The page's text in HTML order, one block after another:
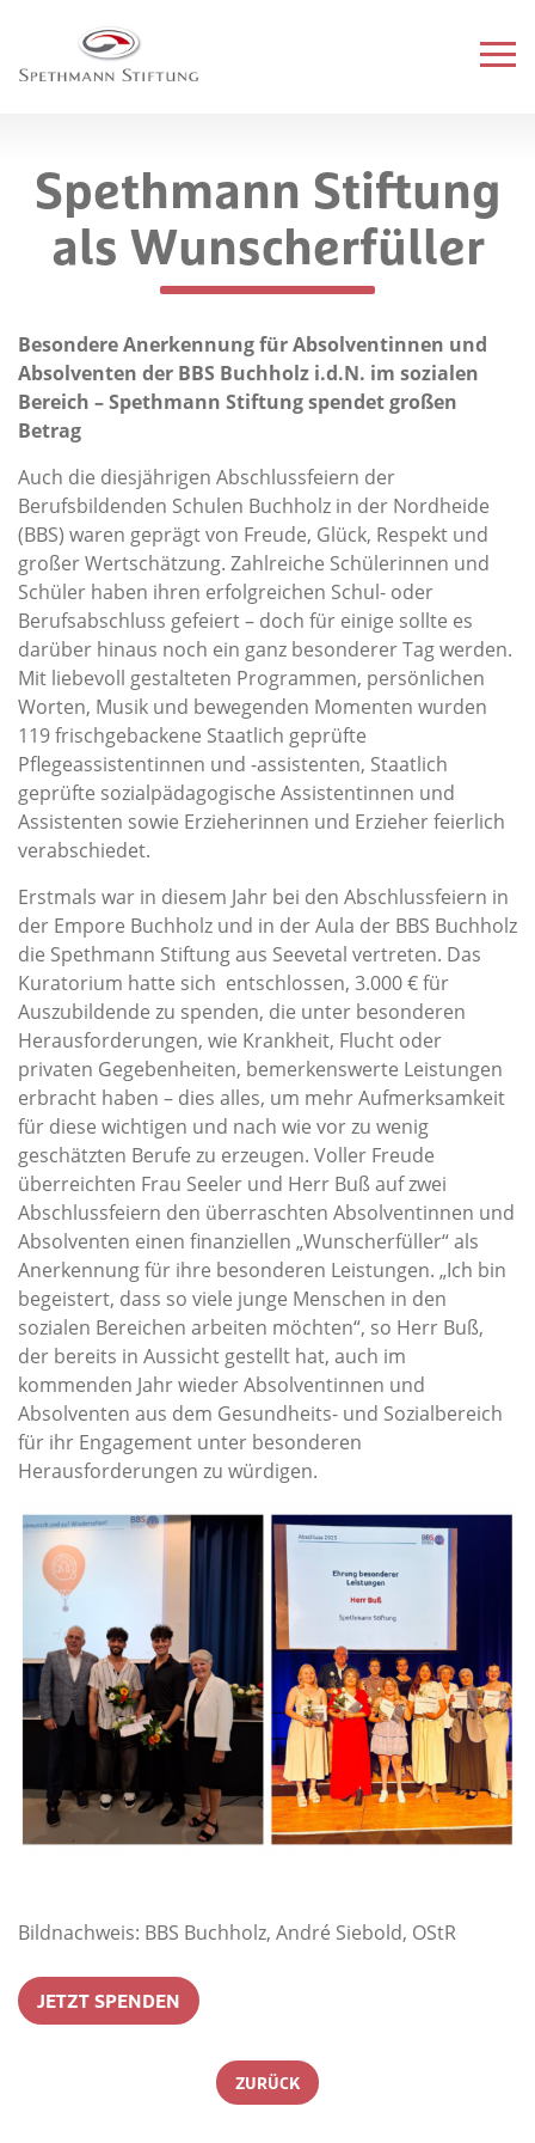
DIE STIFTUNG
FÖRDERPARTNER
SPENDEN
KONTAKT
Spethmann Stiftung
als Wunscherfüller
Besondere Anerkennung für Absolventinnen und
Absolventen der BBS Buchholz i.d.N. im sozialen
Bereich – Spethmann Stiftung spendet großen
Betrag
Auch die diesjährigen Abschlussfeiern der
Berufsbildenden Schulen Buchholz in der Nordheide
(BBS) waren geprägt von Freude, Glück, Respekt und
großer Wertschätzung. Zahlreiche Schülerinnen und
Schüler haben ihren erfolgreichen Schul- oder
Berufsabschluss gefeiert – doch für einige sollte es
darüber hinaus noch ein ganz besonderer Tag werden.
Mit liebevoll gestalteten Programmen, persönlichen
Worten, Musik und bewegenden Momenten wurden
119 frischgebackene Staatlich geprüfte
Pflegeassistentinnen und -assistenten, Staatlich
geprüfte sozialpädagogische Assistentinnen und
Assistenten sowie Erzieherinnen und Erzieher feierlich
verabschiedet.
Erstmals war in diesem Jahr bei den Abschlussfeiern in
der Empore Buchholz und in der Aula der BBS Buchholz
die Spethmann Stiftung aus Seevetal vertreten. Das
Kuratorium hatte sich entschlossen, 3.000 € für
Auszubildende zu spenden, die unter besonderen
Herausforderungen, wie Krankheit, Flucht oder
privaten Gegebenheiten, bemerkenswerte Leistungen
erbracht haben – dies alles, um mehr Aufmerksamkeit
für diese wichtigen und nach wie vor zu wenig
geschätzten Berufe zu erzeugen. Voller Freude
überreichten Frau Seeler und Herr Buß auf zwei
Abschlussfeiern den überraschten Absolventinnen und
Absolventen einen finanziellen „Wunscherfüller“ als
Anerkennung für ihre besonderen Leistungen. „Ich bin
begeistert, dass so viele junge Menschen in den
sozialen Bereichen arbeiten möchten“, so Herr Buß,
der bereits in Aussicht gestellt hat, auch im
kommenden Jahr wieder Absolventinnen und
Absolventen aus dem Gesundheits- und Sozialbereich
für ihr Engagement unter besonderen
Herausforderungen zu würdigen.
Bildnachweis: BBS Buchholz, André Siebold, OStR
JETZT SPENDEN
ZURÜCK